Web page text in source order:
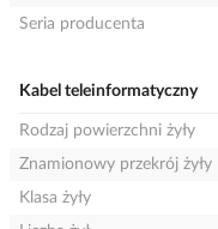
Seria producenta
Kabel teleinformatyczny
Rodzaj powierzchni żyły
Znamionowy przekrój żyły
Klasa żyły